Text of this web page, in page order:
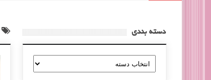
دسته بندی
دسته
بندی